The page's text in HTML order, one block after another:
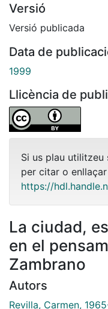
Versió
Versió publicada
Data de
1999
Llicència de
Si us plau
per citar o
https://
La ciudad,
en el
Zambrano
Autors
Revilla, Carmen,